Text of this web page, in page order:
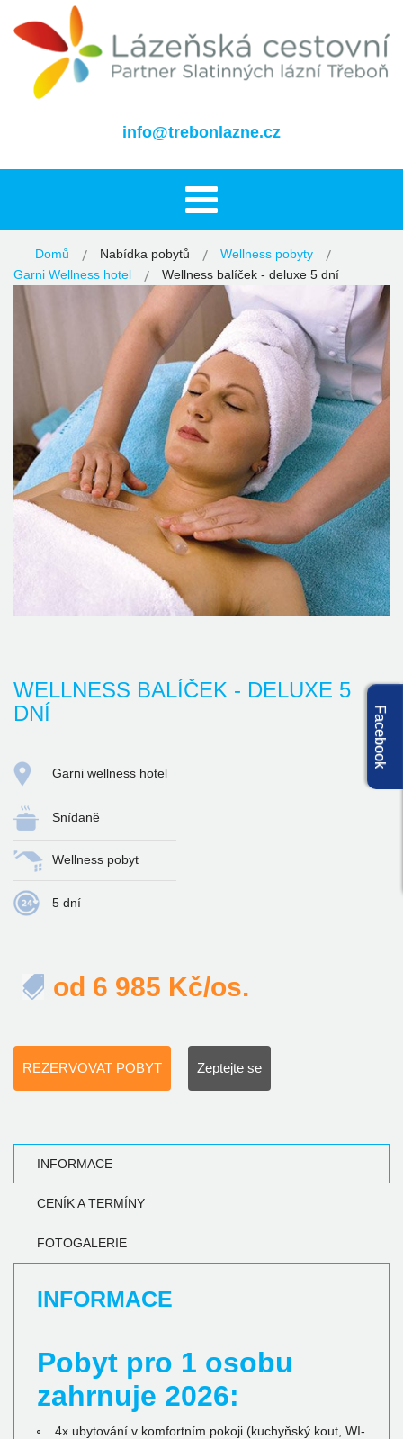
info@trebonlazne.cz
Domů Nabídka pobytů
Wellness pobyty
Garni Wellness hotel
Wellness balíček - deluxe 5 dní
WELLNESS BALÍČEK - DELUXE 5
DNÍ
Garni wellness hotel
Snídaně
Wellness pobyt
5 dní
od 6 985 Kč/os.
REZERVOVAT POBYT Zeptejte se
INFORMACE
CENÍK A TERMÍNY
FOTOGALERIE
INFORMACE
Pobyt pro 1 osobu
zahrnuje 2026:
4x ubytování v komfortním pokoji (kuchyňský kout, WI-
Facebook